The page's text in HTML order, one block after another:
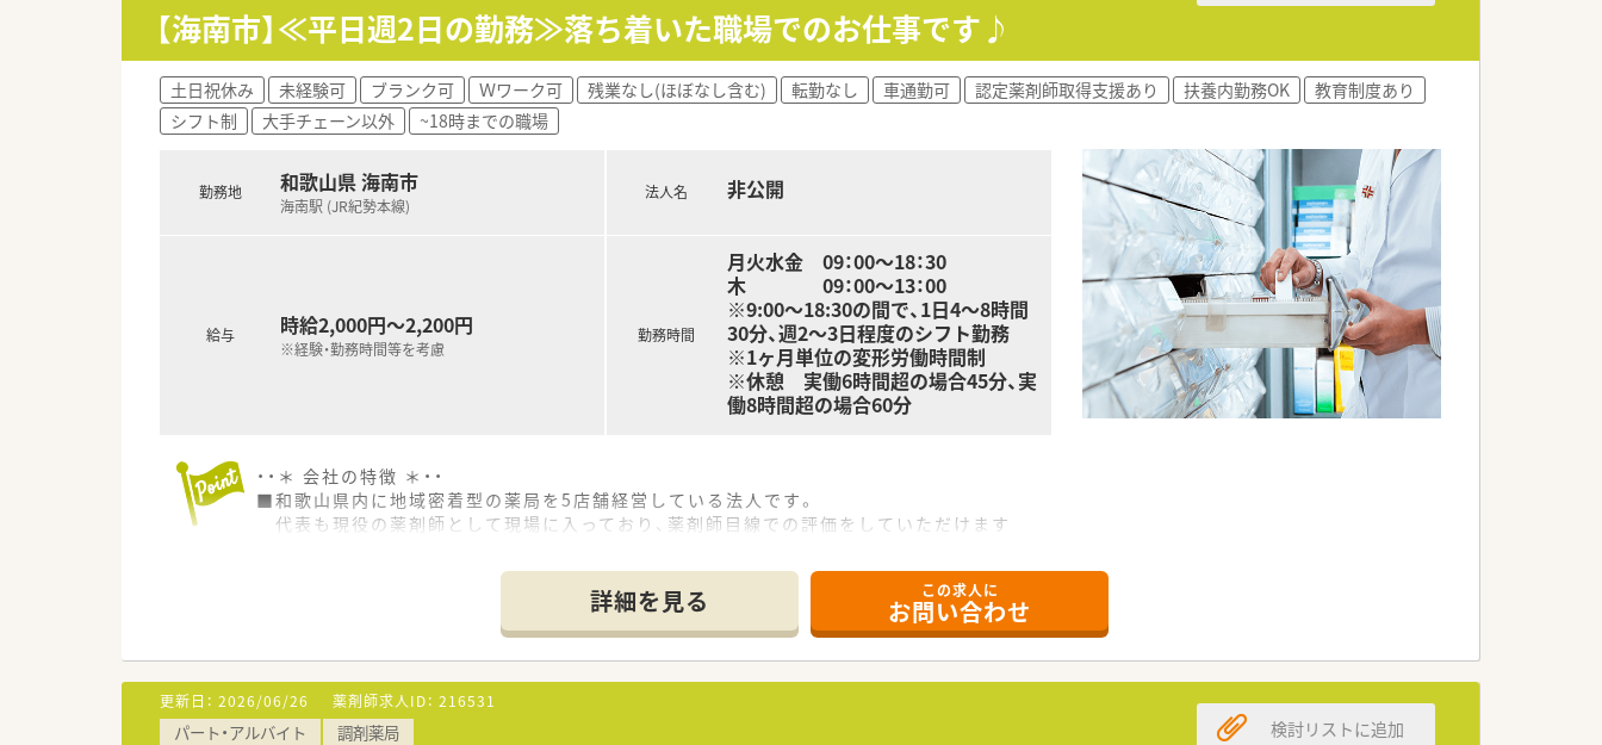
【海南市】≪平日週2日の勤務≫落ち着いた職場でのお仕事です♪
土日祝休み 未経験可 ブランク可 Ｗワーク可 残業なし(ほぼなし含む) 転勤なし 車通勤可 認定薬剤師取得支援あり 扶養内勤務OK
教育制度あり
シフト制
大手チェーン以外 ~18時までの職場
勤務地 和歌山県 海南市
海南駅 (JR紀勢本線)
給与 時給2,000円～2,200円
※経験・勤務時間等を考慮
法人名 非公開
勤務時間
月火水金 09：00～18：30
木 09：00～13：00
※9:00～18:30の間で、1日4～8時間
30分、週2～3日程度のシフト勤務
※1ヶ月単位の変形労働時間制
※休憩 実働6時間超の場合45分、実
働8時間超の場合60分
・・＊ 会社の特徴 ＊・・
■和歌山県内に地域密着型の薬局を5店舗経営している法人です。
代表も現役の薬剤師として現場に入っており、薬剤師目線での評価をしていただけます
ベテラン薬剤師が多数在籍しています！薬剤師のうち8割は女性です。
■風通しの良い職場で退職者が非常に少ない環境です。
患者様のためになる前向きな意見はどんどん取り入れて、皆で地域貢献する動きをされています。
患者様第一ですので、かかりつけなどのノルマは一切ございませんし、業務の押し付けもありません。
■余剰人員を抱えているわけではありませんが、和歌山市を中心にドミナント展開しておりますので、
急なお休みも比較的対応いただきやすい環境です。
詳細を見る この求人に
お問い合わせ
更新日： 2026/06/26 薬剤師求人ID： 216531
パート・アルバイト 調剤薬局 検討リストに追加